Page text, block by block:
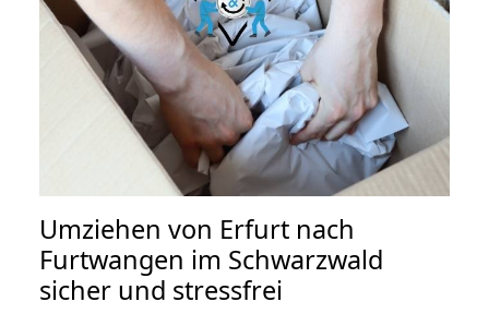
Umziehen von Erfurt nach
Furtwangen im Schwarzwald
sicher und stressfrei